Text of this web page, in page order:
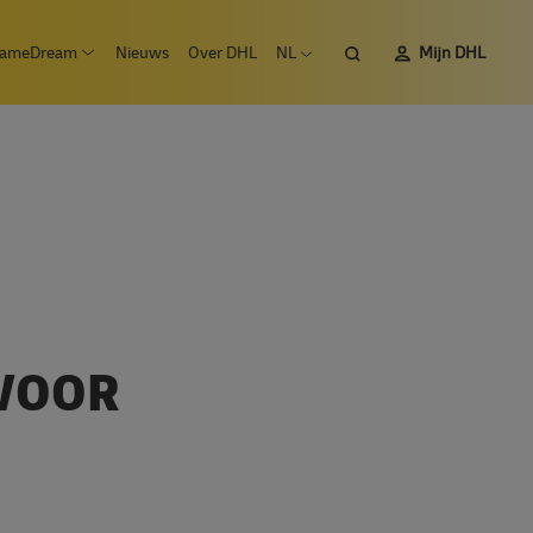
submenu VacaturesOpen submenu #SameDream
Nieuws Over DHL
NL
ZoekenMijn DHL